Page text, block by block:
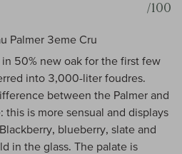
/100
Palmer 3eme Cru
50% new oak for the first few
into 3,000-liter foudres.
between the Palmer and
is more sensual and displays
blueberry, slate and
in the glass. The palate is